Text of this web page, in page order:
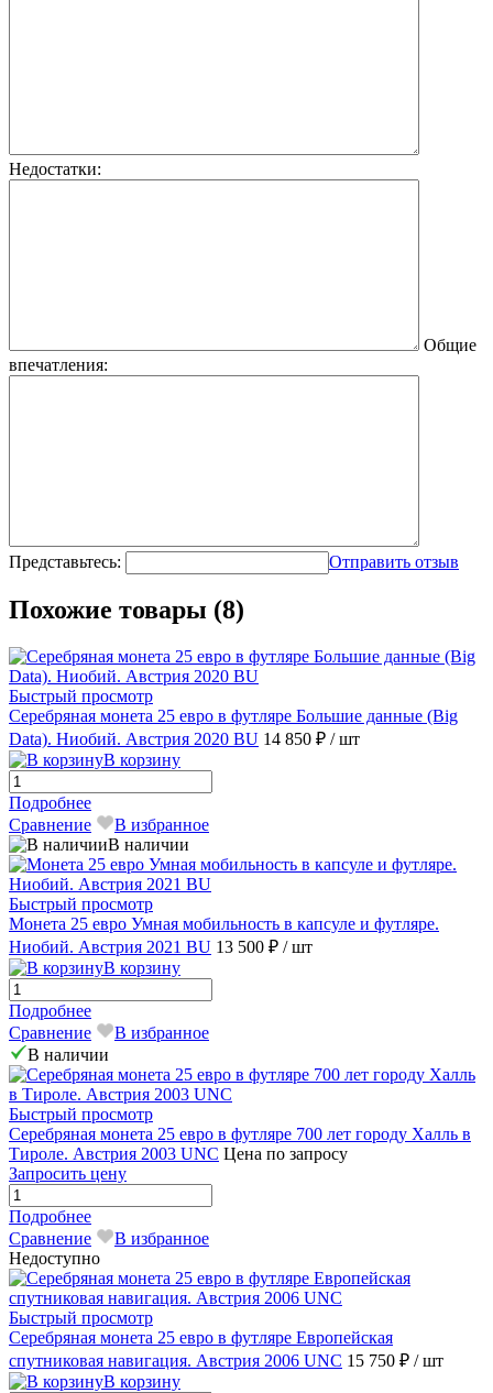
Недостатки:
Общие
впечатления:
Представьтесь: Отправить отзыв
Похожие товары (8)
Быстрый просмотр
Серебряная монета 25 евро в футляре Большие данные (Big
Data). Ниобий. Австрия 2020 BU 14 850 ₽ / шт
В корзину
Подробнее
Сравнение
В избранное
В наличии
Быстрый просмотр
Монета 25 евро Умная мобильность в капсуле и футляре.
Ниобий. Австрия 2021 BU 13 500 ₽ / шт
В корзину
Подробнее
Сравнение
В избранное
В наличии
Быстрый просмотр
Серебряная монета 25 евро в футляре 700 лет городу Халль в
Тироле. Австрия 2003 UNC Цена по запросу
Запросить цену
Подробнее
Сравнение
В избранное
Недоступно
Быстрый просмотр
Серебряная монета 25 евро в футляре Европейская
спутниковая навигация. Австрия 2006 UNC 15 750 ₽ / шт
В корзину